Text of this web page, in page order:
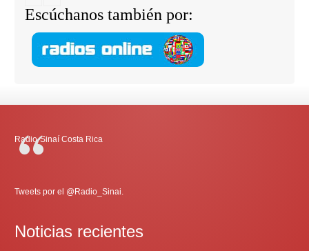
Escúchanos también por:
Radio-Sinaí Costa Rica
Tweets por el @Radio_Sinai.
Noticias recientes